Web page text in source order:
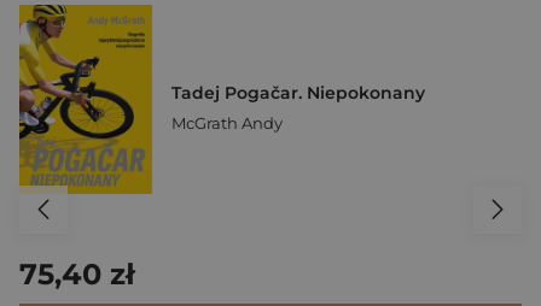
Tadej Pogačar. Niepokonany
McGrath Andy
75,40 zł